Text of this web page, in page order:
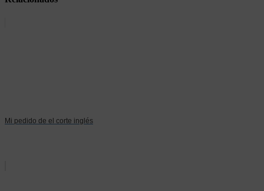
Mi pedido de el corte inglés